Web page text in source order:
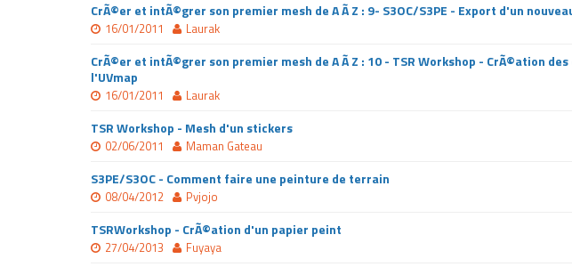
CrÃ©er et intÃ©grer son premier mesh de A Ã Z : 9- S3OC/S3PE - Export d'un
16/01/2011 Laurak
CrÃ©er et intÃ©grer son premier mesh de A Ã Z : 10 - TSR Workshop - CrÃ©ation
l'UVmap
16/01/2011 Laurak
TSR Workshop - Mesh d'un stickers
02/06/2011 Maman Gateau
S3PE/S3OC - Comment faire une peinture de terrain
08/04/2012 Pvjojo
TSRWorkshop - CrÃ©ation d'un papier peint
27/04/2013 Fuyaya